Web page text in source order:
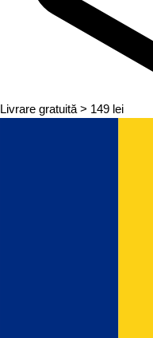
Livrare gratuită > 149 lei